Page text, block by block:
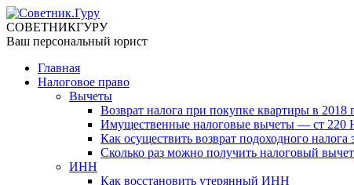
СОВЕТНИКГУРУ
Ваш персональный юрист
Главная
Налоговое право
Вычеты
Возврат налога при покупке квартиры в 2018
Имущественные налоговые вычеты — ст 220
Как осуществить возврат подоходного налога
Сколько раз можно получить налоговый вычет
ИНН
Как восстановить утерянный ИНН